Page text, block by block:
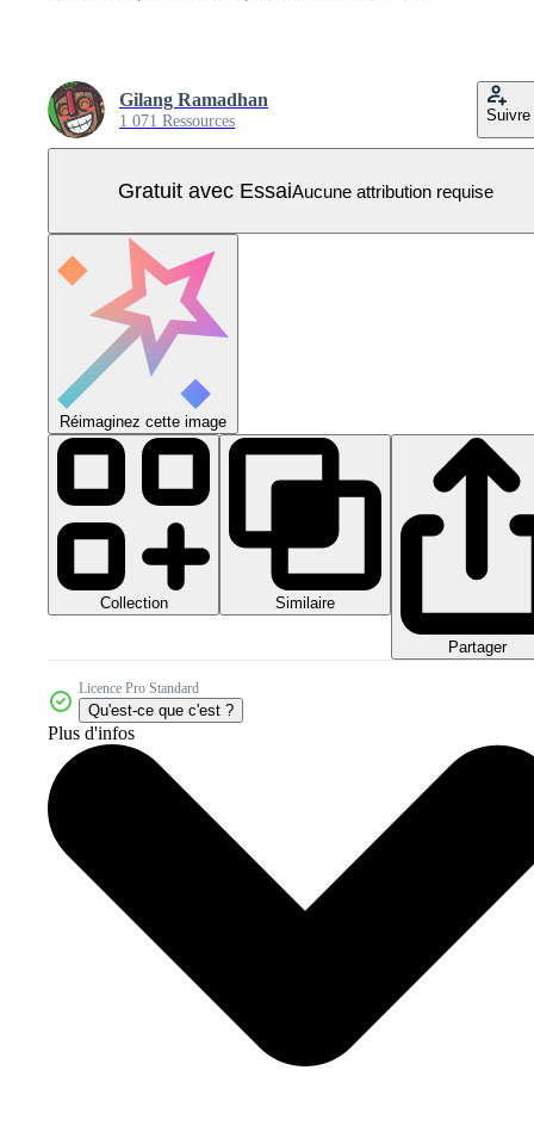
Gilang Ramadhan
1 071 Ressources Suivre
Gratuit avec EssaiAucune attribution requise
Réimaginez cette image
Collection Similaire
Partager
Licence Pro Standard
Qu'est-ce que c'est ?
Plus d'infos